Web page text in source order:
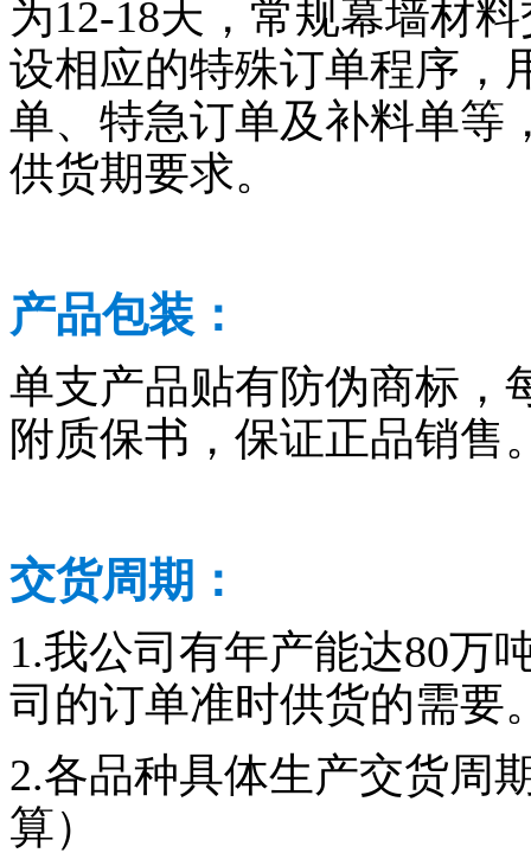
为12-18天，常规幕墙材
设相应的特殊订单程序，
单、特急订单及补料单等
供货期要求。
产品包装：
单支产品贴有防伪商标，
附质保书，保证正品销售
交货周期：
1.我公司有年产能达80万
司的订单准时供货的需要
2.各品种具体生产交货周
算）